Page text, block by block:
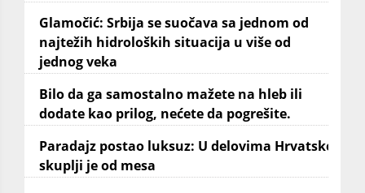
Glamočić: Srbija se suočava sa jednom od
najtežih hidroloških situacija u više od
jednog veka
Bilo da ga samostalno mažete na hleb ili
dodate kao prilog, nećete da pogrešite.
Paradajz postao luksuz: U delovima Hrvatske
skuplji je od mesa